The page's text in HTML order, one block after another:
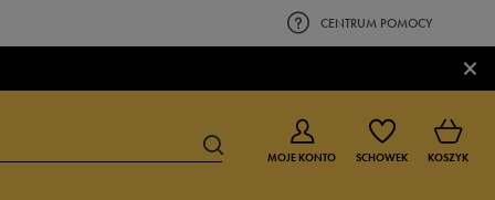
CENTRUM POMOCY
×
MOJE KONTO SCHOWEK KOSZYK